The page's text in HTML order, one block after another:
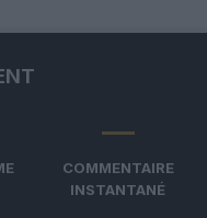
COMMENTAIRE
INSTANTANÉ